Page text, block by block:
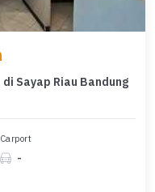
Sayap Riau Bandung
Carport
-